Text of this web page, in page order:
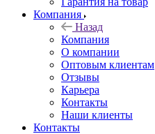
Компания
Назад
Компания
О компании
Оптовым клиентам
Отзывы
Карьера
Контакты
Наши клиенты
Контакты